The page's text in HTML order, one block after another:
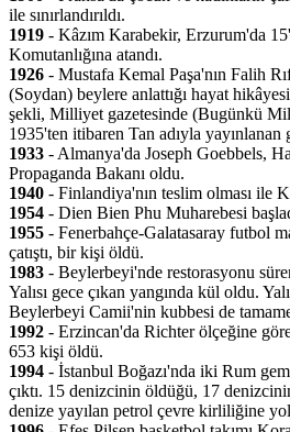
ile sınırlandırıldı.
1919 - Kâzım Karabekir, Erzurum'da
Komutanlığına atandı.
1926 - Mustafa Kemal Paşa'nın Falih
(Soydan) beylere anlattığı hayat hikâyesi
şekli, Milliyet gazetesinde (Bugünkü
1935'ten itibaren Tan adıyla yayınlanan
1933 - Almanya'da Joseph Goebbels,
Propaganda Bakanı oldu.
1940 - Finlandiya'nın teslim olması ile
1954 - Dien Bien Phu Muharebesi
1955 - Fenerbahçe-Galatasaray futbol
çatıştı, bir kişi öldü.
1983 - Beylerbeyi'nde restorasyonu
Yalısı gece çıkan yangında kül oldu.
Beylerbeyi Camii'nin kubbesi de
1992 - Erzincan'da Richter ölçeğine
653 kişi öldü.
1994 - İstanbul Boğazı'nda iki Rum
çıktı. 15 denizcinin öldüğü, 17
denize yayılan petrol çevre kirliliğine yol